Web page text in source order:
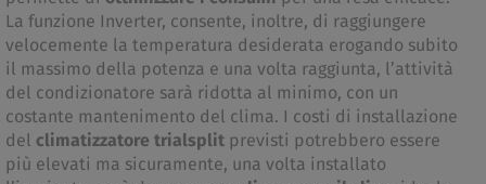
La funzione Inverter, consente, inoltre, di raggiungere
velocemente la temperatura desiderata erogando subito
il massimo della potenza e una volta raggiunta, l’attività
del condizionatore sarà ridotta al minimo, con un
costante mantenimento del clima. I costi di installazione
del climatizzatore trialsplit previsti potrebbero essere
più elevati ma sicuramente, una volta installato